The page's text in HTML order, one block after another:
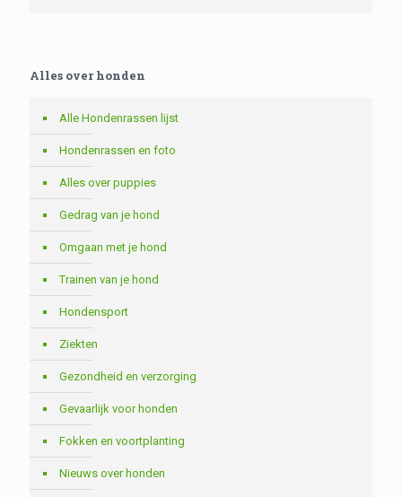
Alles over honden
Alle Hondenrassen lijst
Hondenrassen en foto
Alles over puppies
Gedrag van je hond
Omgaan met je hond
Trainen van je hond
Hondensport
Ziekten
Gezondheid en verzorging
Gevaarlijk voor honden
Fokken en voortplanting
Nieuws over honden